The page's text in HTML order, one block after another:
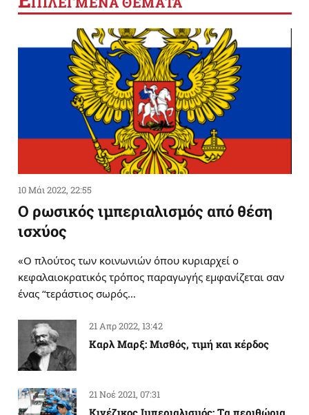
10 Μάι 2022, 22:55
Ο ρωσικός ιμπεριαλισμός από θέση
ισχύος
«Ο πλούτος των κοινωνιών όπου κυριαρχεί ο
κεφαλαιοκρατικός τρόπος παραγωγής εμφανίζεται σαν
ένας “τεράστιος σωρός…
21 Απρ 2022, 13:42
Καρλ Μαρξ: Μισθός, τιμή και κέρδος
21 Νοέ 2021, 07:31